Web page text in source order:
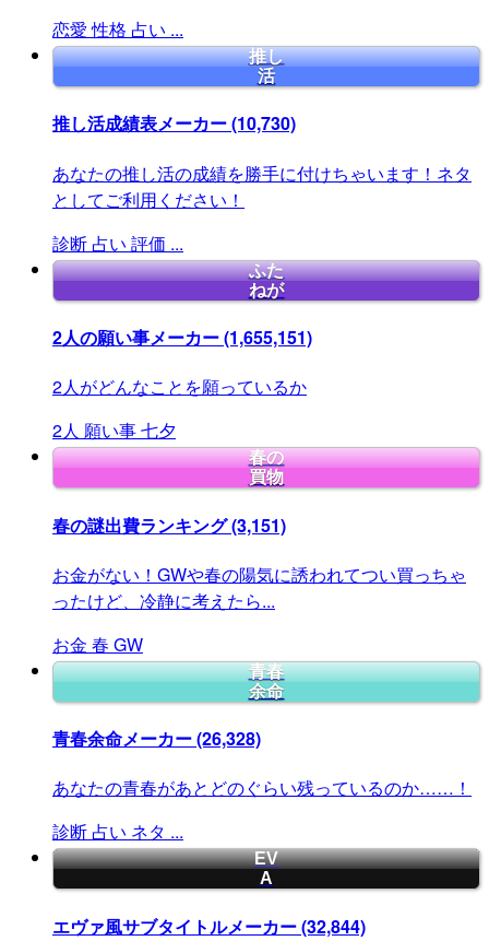
恋愛 性格 占い ...
推し
活
推し活成績表メーカー(10,730)
あなたの推し活の成績を勝手に付けちゃいます！ネタ
としてご利用ください！
診断 占い 評価 ...
ふた
ねが
2人の願い事メーカー(1,655,151)
2人がどんなことを願っているか
2人 願い事七夕
春の
買物
春の謎出費ランキング(3,151)
お金がない！GWや春の陽気に誘われてつい買っちゃ
ったけど、冷静に考えたら...
お金 春 GW
青春
余命
青春余命メーカー(26,328)
あなたの青春があとどのぐらい残っているのか……！
診断 占い ネタ ...
EV
A
エヴァ風サブタイトルメーカー(32,844)